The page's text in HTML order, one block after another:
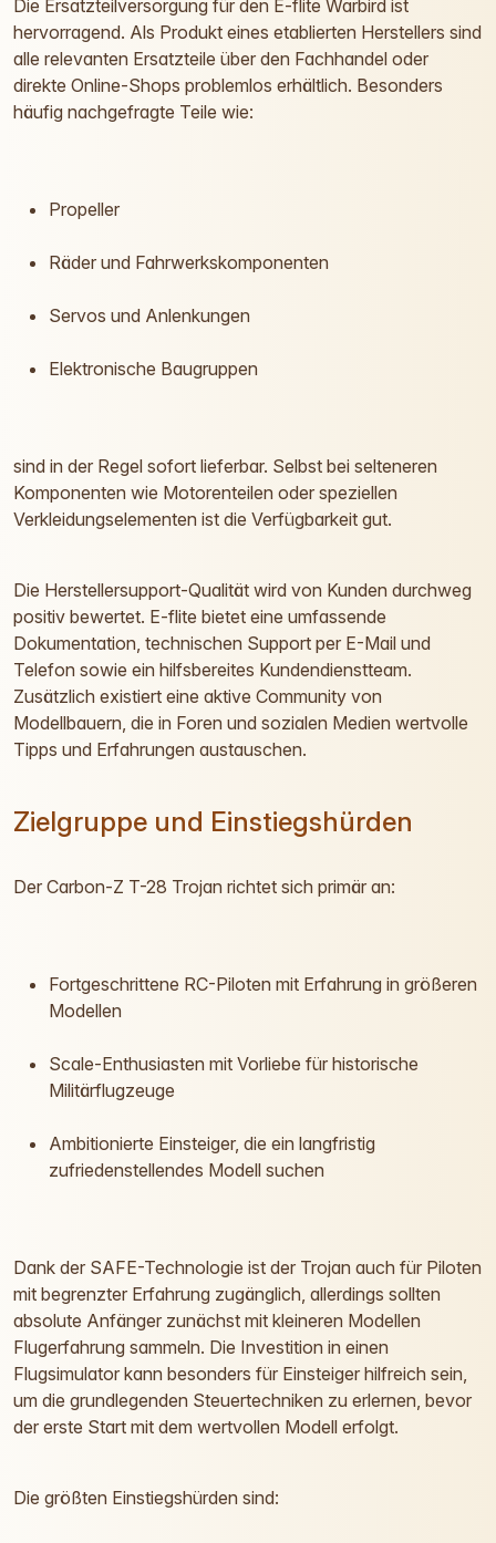
Die Ersatzteilversorgung für den E-flite Warbird ist
hervorragend. Als Produkt eines etablierten Herstellers sind
alle relevanten Ersatzteile über den Fachhandel oder
direkte Online-Shops problemlos erhältlich. Besonders
häufig nachgefragte Teile wie:
Propeller
Räder und Fahrwerkskomponenten
Servos und Anlenkungen
Elektronische Baugruppen
sind in der Regel sofort lieferbar. Selbst bei selteneren
Komponenten wie Motorenteilen oder speziellen
Verkleidungselementen ist die Verfügbarkeit gut.
Die Herstellersupport-Qualität wird von Kunden durchweg
positiv bewertet. E-flite bietet eine umfassende
Dokumentation, technischen Support per E-Mail und
Telefon sowie ein hilfsbereites Kundendienstteam.
Zusätzlich existiert eine aktive Community von
Modellbauern, die in Foren und sozialen Medien wertvolle
Tipps und Erfahrungen austauschen.
Zielgruppe und Einstiegshürden
Der Carbon-Z T-28 Trojan richtet sich primär an:
Fortgeschrittene RC-Piloten mit Erfahrung in größeren
Modellen
Scale-Enthusiasten mit Vorliebe für historische
Militärflugzeuge
Ambitionierte Einsteiger, die ein langfristig
zufriedenstellendes Modell suchen
Dank der SAFE-Technologie ist der Trojan auch für Piloten
mit begrenzter Erfahrung zugänglich, allerdings sollten
absolute Anfänger zunächst mit kleineren Modellen
Flugerfahrung sammeln. Die Investition in einen
Flugsimulator kann besonders für Einsteiger hilfreich sein,
um die grundlegenden Steuertechniken zu erlernen, bevor
der erste Start mit dem wertvollen Modell erfolgt.
Die größten Einstiegshürden sind: